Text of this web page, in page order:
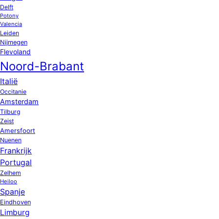
Delft
Potony
Valencia
Leiden
Nijmegen
Flevoland
Noord-Brabant
Italië
Occitanie
Amsterdam
Tilburg
Zeist
Amersfoort
Nuenen
Frankrijk
Portugal
Zelhem
Heiloo
Spanje
Eindhoven
Limburg